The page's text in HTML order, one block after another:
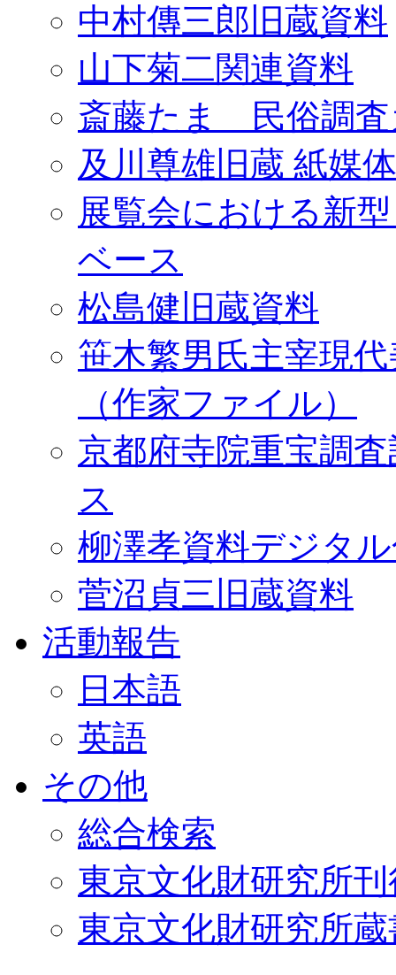
中村傳三郎旧蔵資料
山下菊二関連資料
斎藤たま 民俗調査
及川尊雄旧蔵 紙媒
展覧会における新
ベース
松島健旧蔵資料
笹木繁男氏主宰現
（作家ファイル）
京都府寺院重宝調
ス
柳澤孝資料デジタ
菅沼貞三旧蔵資料
活動報告
日本語
英語
その他
総合検索
東京文化財研究所
東京文化財研究所